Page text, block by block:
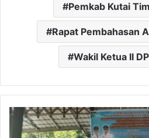
Pemkab Kutai
Rapat Pembahasan
Wakil Ketua II